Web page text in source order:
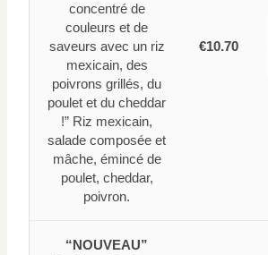
concentré de
couleurs et de
saveurs avec un riz
mexicain, des
poivrons grillés, du
poulet et du cheddar
!” Riz mexicain,
salade composée et
mâche, émincé de
poulet, cheddar,
poivron.
€10.70
“NOUVEAU”